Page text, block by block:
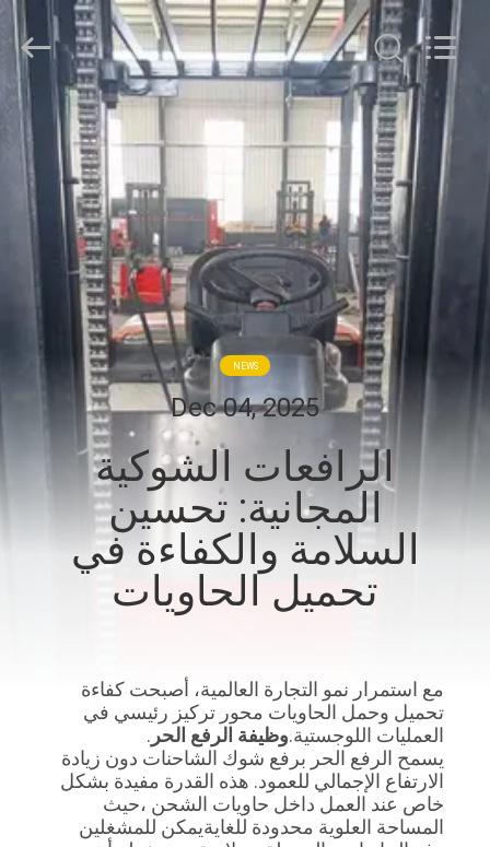
الصفحة
الرئيسية
منتجات
أشرطة
معلومات
عنا
جولة
في
الجودة
اتصل
Taizhou
Kayond
Machinery
Co.,Ltd.
Reserved.
NEWS
Dec 04, 2025
الرافعات الشوكية
المجانية: تحسين
السلامة والكفاءة في
تحميل الحاويات
مع استمرار نمو التجارة العالمية، أصبحت كفاءة
تحميل وحمل الحاويات محور تركيز رئيسي في
العمليات اللوجستية.وظيفة الرفع الحر .
يسمح الرفع الحر برفع شوك الشاحنات دون زيادة
الارتفاع الإجمالي للعمود. هذه القدرة مفيدة بشكل
خاص عند العمل داخل حاويات الشحن ،حيث
المساحة العلوية محدودة للغايةيمكن للمشغلين